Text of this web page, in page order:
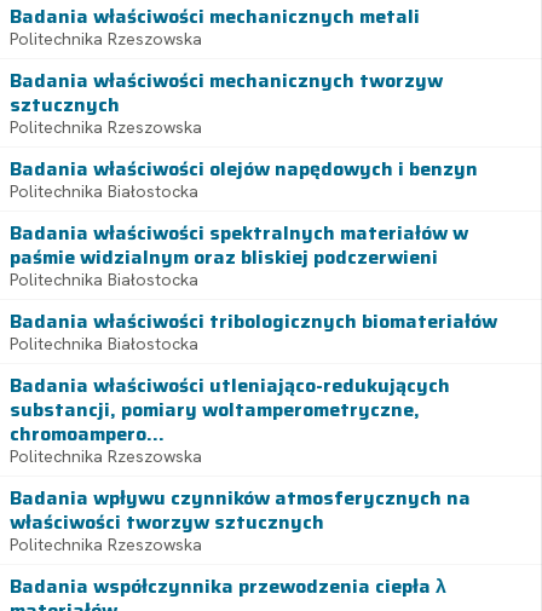
Badania właściwości mechanicznych metali
Politechnika Rzeszowska
Badania właściwości mechanicznych tworzyw
sztucznych
Politechnika Rzeszowska
Badania właściwości olejów napędowych i benzyn
Politechnika Białostocka
Badania właściwości spektralnych materiałów w
paśmie widzialnym oraz bliskiej podczerwieni
Politechnika Białostocka
Badania właściwości tribologicznych biomateriałów
Politechnika Białostocka
Badania właściwości utleniająco-redukujących
substancji, pomiary woltamperometryczne,
chromoampero...
Politechnika Rzeszowska
Badania wpływu czynników atmosferycznych na
właściwości tworzyw sztucznych
Politechnika Rzeszowska
Badania współczynnika przewodzenia ciepła λ